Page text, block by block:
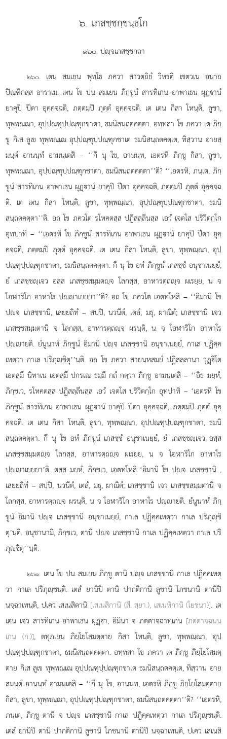
๖. เภสชฺชกฺขนฺธโก
๑๖๐. ปฺจเภสชฺชกถา
๒๖๐. เตนสมเยน พุทฺโธ ภควา สาวตฺถิยํ วิหรติ เชตวเน อนาถ
ปิณฺฑิกสฺส อาราเม. เตน โข ปน สมเยน ภิกฺขูนํ สารทิเกน อาพาเธน ผุฏฺานํ
ยาคุปิ ปีตา อุคฺคจฺฉติ, ภตฺตมฺปิ ภุตฺตํ อุคฺคจฺฉติ. เต เตน กิสา โหนฺติ, ลูขา,
ทุพฺพณฺณา, อุปฺปณฺฑุปฺปณฺฑุกชาตา, ธมนิสนฺถตคตฺตา. อทฺทสา โข ภควา เต ภิกฺ
ขู กิเส ลูเข ทุพฺพณฺเณ อุปฺปณฺฑุปฺปณฺฑุกชาเต ธมนิสนฺถตคตฺเต, ทิสฺวาน อายสฺ
มนฺตํ อานนฺทํ อามนฺเตสิ – ‘‘กึ นุ โข, อานนฺท, เอตรหิ ภิกฺขู กิสา, ลูขา,
ทุพฺพณฺณา, อุปฺปณฺฑุปฺปณฺฑุกชาตา, ธมนิสนฺถตคตฺตา’’ติ? ‘‘เอตรหิ, ภนฺเต, ภิกฺ
ขูนํ สารทิเกน อาพาเธน ผุฏฺานํ ยาคุปิ ปีตา อุคฺคจฺฉติ, ภตฺตมฺปิ ภุตฺตํ อุคฺคจฺฉ
ติ. เต เตน กิสา โหนฺติ, ลูขา, ทุพฺพณฺณา, อุปฺปณฺฑุปฺปณฺฑุกชาตา, ธมนิ
สนฺถตคตฺตา’’ติ. อถ โข ภควโต รโหคตสฺส ปฏิสลฺลีนสฺส เอวํ เจตโส ปริวิตกฺโก
อุทปาทิ – ‘‘เอตรหิ โข ภิกฺขูนํ สารทิเกน อาพาเธน ผุฏฺานํ ยาคุปิ ปีตา อุคฺ
คจฺฉติ, ภตฺตมฺปิ ภุตฺตํ อุคฺคจฺฉติ. เต เตน กิสา โหนฺติ, ลูขา, ทุพฺพณฺณา, อุปฺ
ปณฺฑุปฺปณฺฑุกชาตา, ธมนิสนฺถตคตฺตา. กึ นุ โข อหํ ภิกฺขูนํ เภสชฺชํ อนุชาเนยฺยํ,
ยํ เภสชฺชฺเจว อสฺส เภสชฺชสมฺมตฺจ โลกสฺส, อาหารตฺถฺจ ผเรยฺย, น จ
โอฬาริโก อาหาโร ปฺาเยยฺยา’’ติ? อถ โข ภควโต เอตทโหสิ – ‘‘อิมานิ โข
ปฺจ เภสชฺชานิ, เสยฺยถิทํ – สปฺปิ, นวนีตํ, เตลํ, มธุ, ผาณิตํ; เภสชฺชานิ เจว
เภสชฺชสมฺมตานิ จ โลกสฺส, อาหารตฺถฺจ ผรนฺติ, น จ โอฬาริโก อาหาโร
ปฺายติ. ยํนูนาหํ ภิกฺขูนํ อิมานิ ปฺจ เภสชฺชานิ อนุชาเนยฺยํ, กาเล ปฏิคฺค
เหตฺวา กาเล ปริภุฺชิตุ’’นฺติ. อถ โข ภควา สายนฺหสมยํ ปฏิสลฺลานา วุฏฺิโต
เอตสฺมึ นิทาเน เอตสฺมึ ปกรเณ ธมฺมึ กถํ กตฺวา ภิกฺขู อามนฺเตสิ – ‘‘อิธ มยฺหํ,
ภิกฺขเว, รโหคตสฺส ปฏิสลฺลีนสฺส เอวํ เจตโส ปริวิตกฺโก อุทปาทิ – ‘เอตรหิ โข
ภิกฺขูนํ สารทิเกน อาพาเธน ผุฏฺานํ ยาคุปิ ปีตา อุคฺคจฺฉติ, ภตฺตมฺปิ ภุตฺตํ อุคฺ
คจฺฉติ. เต เตน กิสา โหนฺติ, ลูขา, ทุพฺพณฺณา, อุปฺปณฺฑุปฺปณฺฑุกชาตา, ธมนิ
สนฺถตคตฺตา. กึ นุ โข อหํ ภิกฺขูนํ เภสชฺชํ อนุชาเนยฺยํ, ยํ เภสชฺชฺเจว อสฺส
เภสชฺชสมฺมตฺจ โลกสฺส, อาหารตฺถฺจ ผเรยฺย, น จ โอฬาริโก อาหาโร
ปฺาเยยฺยา’ติ. ตสฺส มยฺหํ, ภิกฺขเว, เอตทโหสิ ‘อิมานิ โข ปฺจ เภสชฺชานิ ,
เสยฺยถิทํ – สปฺปิ, นวนีตํ, เตลํ, มธุ, ผาณิตํ; เภสชฺชานิ เจว เภสชฺชสมฺมตานิ จ
โลกสฺส, อาหารตฺถฺจ ผรนฺติ, น จ โอฬาริโก อาหาโร ปฺายติ. ยํนูนาหํ ภิกฺ
ขูนํ อิมานิ ปฺจ เภสชฺชานิ อนุชาเนยฺยํ, กาเล ปฏิคฺคเหตฺวา กาเล ปริภุฺชิ
ตุ’นฺติ. อนุชานามิ, ภิกฺขเว, ตานิ ปฺจ เภสชฺชานิ กาเล ปฏิคฺคเหตฺวา กาเล ปริ
ภุฺชิตุ’’นฺติ.
๒๖๑. เตนโข ปน สมเยน ภิกฺขู ตานิ ปฺจ เภสชฺชานิ กาเล ปฏิคฺคเหตฺ
วา กาเล ปริภุฺชนฺติ. เตสํ ยานิปิ ตานิ ปากติกานิ ลูขานิ โภชนานิ ตานิปิ
นจฺฉาเทนฺติ, ปเคว เสเนสิตานิ [เสเนสิกานิ (สี. สฺยา.), เสเนหิกานิ (โยชนา)]. เต
เตน เจว สารทิเกน อาพาเธน ผุฏฺา, อิมินา จ ภตฺตาจฺฉาทเกน [ภตฺตาจฺฉนฺน
เกน (ก.)], ตทุภเยน ภิยฺโยโสมตฺตาย กิสา โหนฺติ, ลูขา, ทุพฺพณฺณา, อุปฺ
ปณฺฑุปฺปณฺฑุกชาตา, ธมนิสนฺถตคตฺตา. อทฺทสา โข ภควา เต ภิกฺขู ภิยฺโยโสมตฺ
ตาย กิเส ลูเข ทุพฺพณฺเณ อุปฺปณฺฑุปฺปณฺฑุกชาเต ธมนิสนฺถตคตฺเต, ทิสฺวาน อาย
สฺมนฺตํ อานนฺทํ อามนฺเตสิ – ‘‘กึ นุ โข, อานนฺท, เอตรหิ ภิกฺขู ภิยฺโยโสมตฺตาย
กิสา, ลูขา, ทุพฺพณฺณา, อุปฺปณฺฑุปฺปณฺฑุกชาตา, ธมนิสนฺถตคตฺตา’’ติ? ‘‘เอตรหิ,
ภนฺเต, ภิกฺขู ตานิ จ ปฺจ เภสชฺชานิ กาเล ปฏิคฺคเหตฺวา กาเล ปริภุฺชนฺติ.
เตสํ ยานิปิ ตานิ ปากติกานิ ลูขานิ โภชนานิ ตานิปิ นจฺฉาเทนฺติ, ปเคว เสเนสิ